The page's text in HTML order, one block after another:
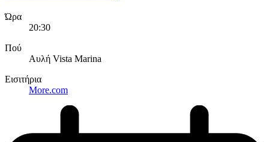
Ώρα
20:30
Πού
Αυλή Vista Marina
Εισιτήρια
More.com